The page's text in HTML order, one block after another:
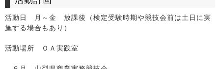
活動日 月～金 放課後（検定受験時期や競技会前は土日に実
施する場合もあり）
活動場所 ＯＡ実践室